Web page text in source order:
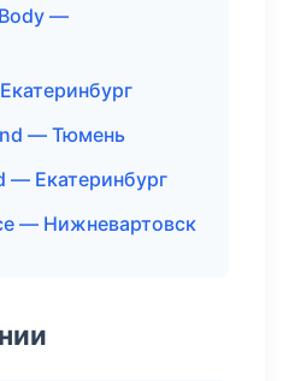
—
— Тюмень
— Екатеринбург
— Нижневартовск